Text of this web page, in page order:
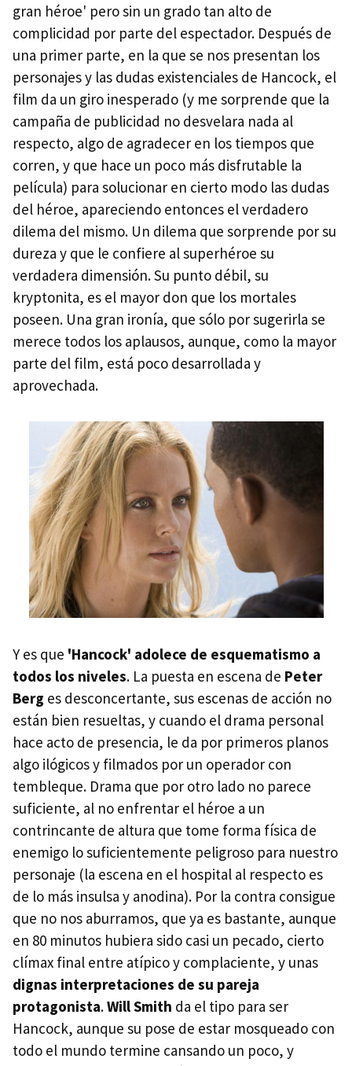
gran héroe' pero sin un grado tan alto de
complicidad por parte del espectador. Después de
una primer parte, en la que se nos presentan los
personajes y las dudas existenciales de Hancock, el
film da un giro inesperado (y me sorprende que la
campaña de publicidad no desvelara nada al
respecto, algo de agradecer en los tiempos que
corren, y que hace un poco más disfrutable la
película) para solucionar en cierto modo las dudas
del héroe, apareciendo entonces el verdadero
dilema del mismo. Un dilema que sorprende por su
dureza y que le confiere al superhéroe su
verdadera dimensión. Su punto débil, su
kryptonita, es el mayor don que los mortales
poseen. Una gran ironía, que sólo por sugerirla se
merece todos los aplausos, aunque, como la mayor
parte del film, está poco desarrollada y
aprovechada.
Y es que 'Hancock' adolece de esquematismo a
todos los niveles. La puesta en escena de Peter
Berg es desconcertante, sus escenas de acción no
están bien resueltas, y cuando el drama personal
hace acto de presencia, le da por primeros planos
algo ilógicos y filmados por un operador con
tembleque. Drama que por otro lado no parece
suficiente, al no enfrentar el héroe a un
contrincante de altura que tome forma física de
enemigo lo suficientemente peligroso para nuestro
personaje (la escena en el hospital al respecto es
de lo más insulsa y anodina). Por la contra consigue
que no nos aburramos, que ya es bastante, aunque
en 80 minutos hubiera sido casi un pecado, cierto
clímax final entre atípico y complaciente, y unas
dignas interpretaciones de su pareja
protagonista.Will Smith da el tipo para ser
Hancock, aunque su pose de estar mosqueado con
todo el mundo termine cansando un poco, y